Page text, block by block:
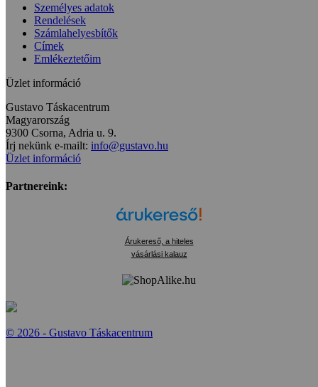
Személyes adatok
Rendelések
Számlahelyesbítők
Címek
Emlékeztetőim
Üzlet információ
Gustavo Táskacentrum
Magyarország
9300 Csorna, Adria u. 9.
Írj nekünk e-mailt: info@gustavo.hu
Üzlet információ
Partnereink:
Árukereső, a hiteles
vásárlási kalauz
© 2026 - Gustavo Táskacentrum